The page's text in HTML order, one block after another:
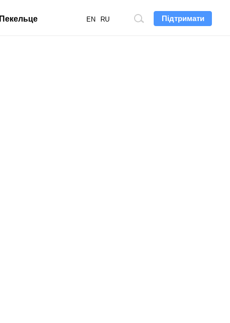
Підтримати
Пошук
EN RU
Пекельце